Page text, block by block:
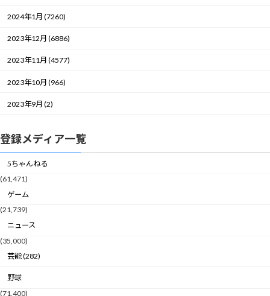
2024年1月 (7260)
2023年12月 (6886)
2023年11月 (4577)
2023年10月 (966)
2023年9月 (2)
登録メディア一覧
5ちゃんねる
(61,471)
ゲーム
(21,739)
ニュース
(35,000)
芸能 (282)
野球
(71,400)